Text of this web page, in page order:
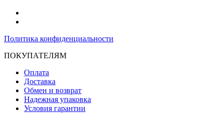
Политика конфиденциальности
ПОКУПАТЕЛЯМ
Оплата
Доставка
Обмен и возврат
Надежная упаковка
Условия гарантии